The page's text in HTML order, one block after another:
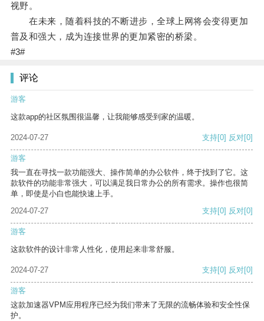
视野。
在未来，随着科技的不断进步，全球上网将会变得更加
普及和强大，成为连接世界的更加紧密的桥梁。
#3#
评论
游客
这款app的社区氛围很温馨，让我能够感受到家的温暖。
2024-07-27 支持[0] 反对[0]
游客
我一直在寻找一款功能强大、操作简单的办公软件，终于找到了它。这
款软件的功能非常强大，可以满足我日常办公的所有需求。操作也很简
单，即使是小白也能快速上手。
2024-07-27
支持[0] 反对[0]
游客
这款软件的设计非常人性化，使用起来非常舒服。
2024-07-27 支持[0] 反对[0]
游客
这款加速器VPM应用程序已经为我们带来了无限的流畅体验和安全性保
护。